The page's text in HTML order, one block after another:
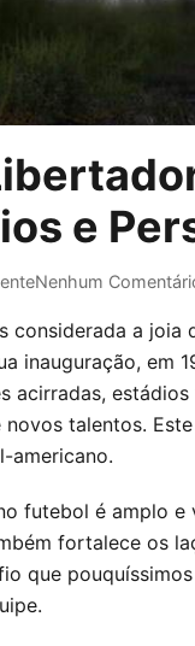
e
Nenhum
considerada a
inauguração,
acirradas,
talentos.
americano.
futebol é amplo
fortalece os
que